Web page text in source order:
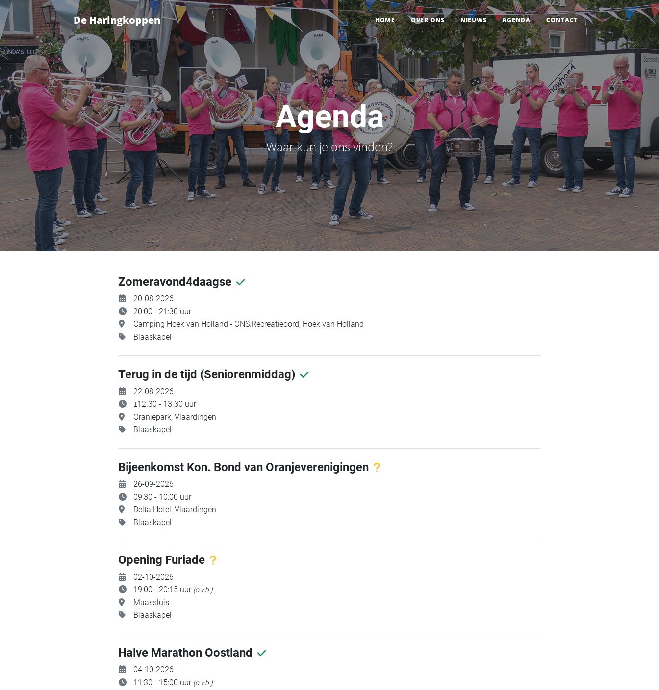
De Haringkoppen HOME OVER ONS NIEUWS AGENDA CONTACT
Agenda
Waar kun je ons vinden?
Zomeravond4daagse
20-08-2026
20:00 - 21:30 uur
Camping Hoek van Holland - ONS.Recreatieoord, Hoek van Holland
Blaaskapel
Terug in de tijd (Seniorenmiddag)
22-08-2026
±12.30 - 13.30 uur
Oranjepark, Vlaardingen
Blaaskapel
Bijeenkomst Kon. Bond van Oranjeverenigingen
26-09-2026
09:30 - 10:00 uur
Delta Hotel, Vlaardingen
Blaaskapel
Opening Furiade
02-10-2026
19:00 - 20:15 uur (o.v.b.)
Maassluis
Blaaskapel
Halve Marathon Oostland
04-10-2026
11:30 - 15:00 uur (o.v.b.)